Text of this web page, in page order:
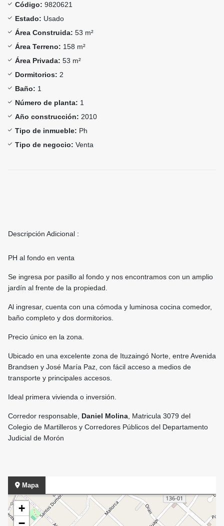
Código: 9820621
Estado: Usado
Área Construida: 53 m²
Área Terreno: 158 m²
Área Privada: 53 m²
Dormitorios: 2
Baño: 1
Número de planta: 1
Año construcción: 2010
Tipo de inmueble: Ph
Tipo de negocio: Venta
Descripción Adicional :
PH al fondo en venta
Se ingresa por pasillo al fondo y nos encontramos con un amplio
jardín al frente de la propiedad.
Al ingresar, cuenta con una cómoda y luminosa cocina comedor,
baño completo y dos dormitorios.
Precio único en la zona.
Ubicado en una excelente zona de Ituzaingó Norte, entre Avenida
Brandsen y José María Paz, con fácil acceso a medios de
transporte y principales accesos.
Ideal primera vivienda o inversión.
Corredor responsable, Daniel Molina , Matricula 3079 del
Colegio de Martilleros y Corredores Públicos del Departamento
Judicial de Morón
Mapa
+
−